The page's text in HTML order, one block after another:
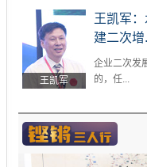
王凯军
王凯军
建二次增
企业二次发
的，任...